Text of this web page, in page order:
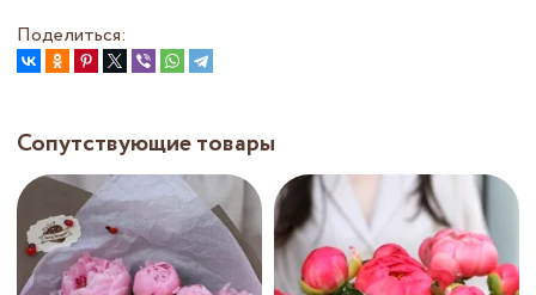
Поделиться:
Сопутствующие товары